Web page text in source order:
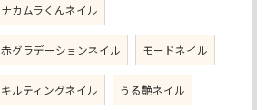
ナカムラくんネイル
赤グラデーションネイル モードネイル
キルティングネイル うる艶ネイル